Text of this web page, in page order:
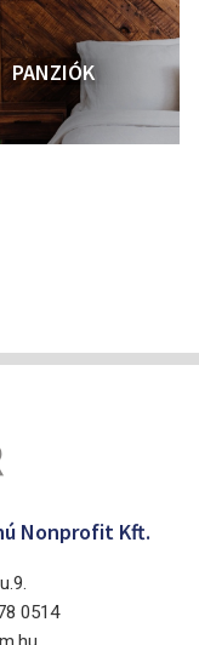
PANZIÓK
Nonprofit Kft.
0514